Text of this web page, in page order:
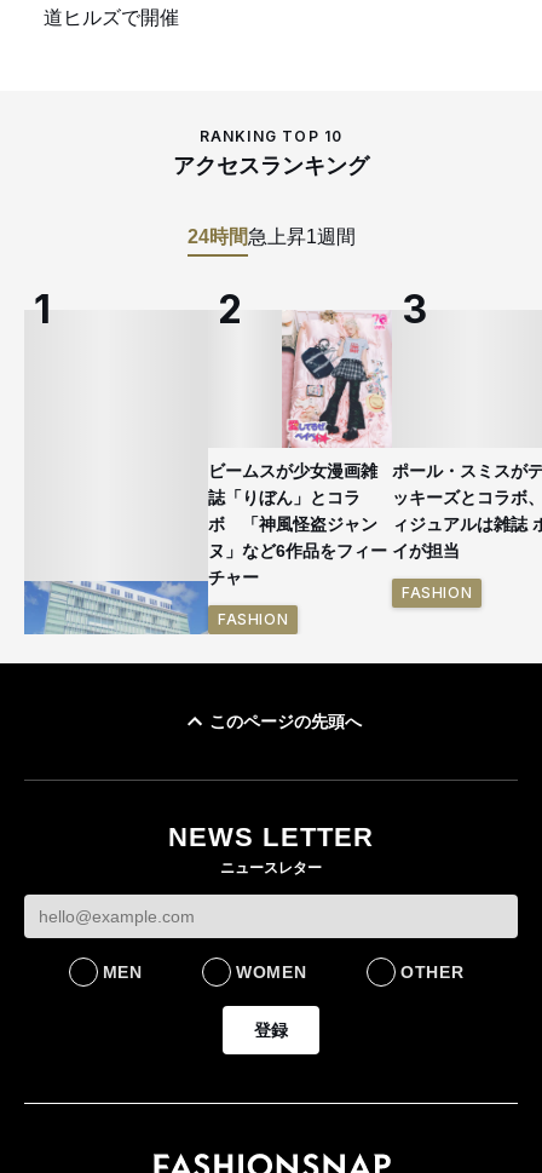
道ヒルズで開催
RANKING TOP 10
アクセスランキング
24時間急上昇1週間
ビームスが少女漫画雑
誌「りぼん」とコラ
ボ 「神風怪盗ジャン
ヌ」など6作品をフィー
チャー
FASHION
ポール・スミスが
ッキーズとコラボ
ィジュアルは雑誌
イが担当
FASHION
このページの先頭へ
NEWS LETTER
ニュースレター
MEN WOMEN OTHER
登録